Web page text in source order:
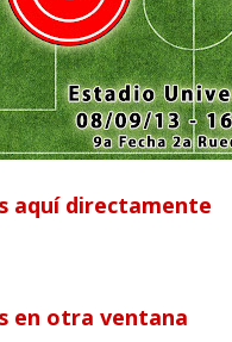
aquí directamente
en otra ventana